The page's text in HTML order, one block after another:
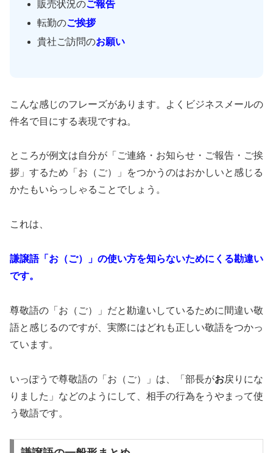
販売状況のご報告
転勤のご挨拶
貴社ご訪問のお願い
こんな感じのフレーズがあります。よくビジネスメールの
件名で目にする表現ですね。
ところが例文は自分が「ご連絡・お知らせ・ご報告・ご挨
拶」するため「お（ご）」をつかうのはおかしいと感じる
かたもいらっしゃることでしょう。
これは、
謙譲語「お（ご）」の使い方を知らないためにくる勘違い
です。
尊敬語の「お（ご）」だと勘違いしているために間違い敬
語と感じるのですが、実際にはどれも正しい敬語をつかっ
ています。
いっぽうで尊敬語の「お（ご）」は、「部長がお戻りにな
りました」などのようにして、相手の行為をうやまって使
う敬語です。